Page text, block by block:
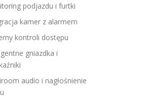
podjazdu i furtki
kamer z alarmem
kontroli dostępu
gniazdka i
audio i nagłośnienie